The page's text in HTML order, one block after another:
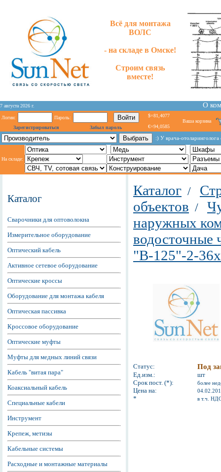
Всё для монтажа
ВОЛС
- на складе в Омске!
Строим связь
вместе!
7 августа 2026 г. О
Логин:
Пароль:
Зарегистрироваться
Забыл пароль
$=81,4077
€=94,0585
Ваша корзина
:) У врача-
На складе:
Каталог
Сварочники для оптоволокна
Измерительное оборудование
Оптический кабель
Активное сетевое оборудование
Оптические кроссы
Оборудование для монтажа кабеля
Оптическая пассивка
Кроссовое оборудование
Оптические муфты
Муфты для медных линий связи
Кабель "витая пара"
Коаксиальный кабель
Специальные кабели
Инструмент
Крепеж, метизы
Кабельные системы
Расходные и монтажные материалы
Каталог /
объектов /
наружных
водосточные
"В-125"-2-
Статус: Под
Ед.изм.:
шт
Срок пост. (*):
более
Цена на:
* в т.ч.